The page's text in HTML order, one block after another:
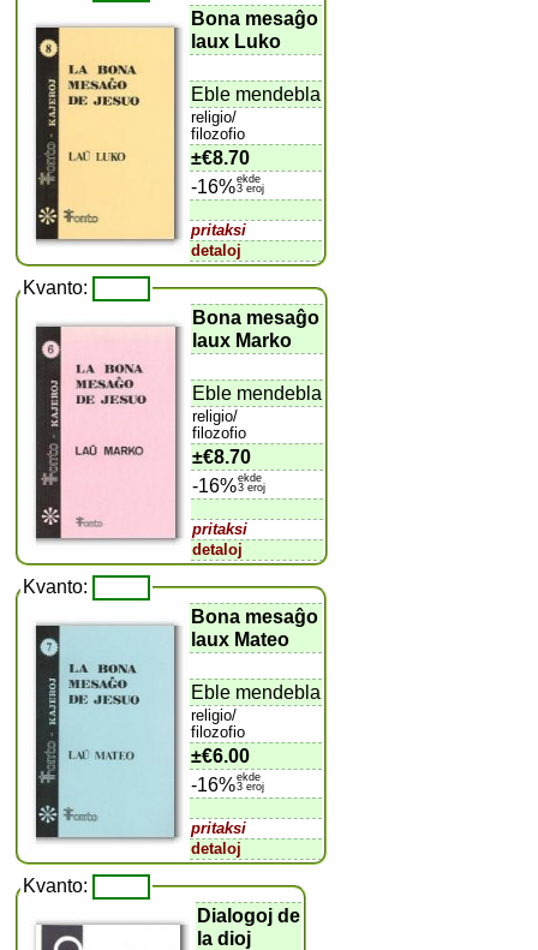
Bona mesaĝo
laux Luko
Eble mendebla
religio/
filozofio
±€8.70
-16%ekde
3 eroj
pritaksi
detaloj
Kvanto:
Bona mesaĝo
laux Marko
Eble mendebla
religio/
filozofio
±€8.70
-16%ekde
3 eroj
pritaksi
detaloj
Kvanto:
Bona mesaĝo
laux Mateo
Eble mendebla
religio/
filozofio
±€6.00
-16%ekde
3 eroj
pritaksi
detaloj
Kvanto:
Dialogoj de
la dioj